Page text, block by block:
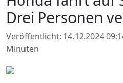
Drei Personen
Veröffentlicht: 14.12.2024
Minuten